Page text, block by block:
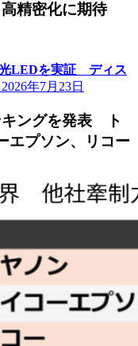
精密化に期待
光LEDを実証 ディス
2026年7月23日
キングを発表 ト
エプソン、リコー